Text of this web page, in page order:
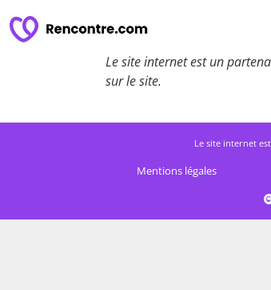
Le site internet est un
sur le site.
Le site internet
Mentions légales